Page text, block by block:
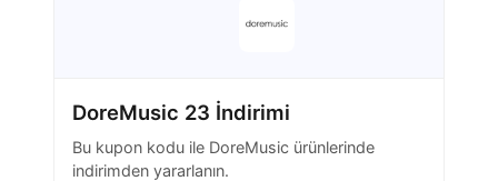
DoreMusic 23 İndirimi
Bu kupon kodu ile DoreMusic ürünlerinde
indirimden yararlanın.